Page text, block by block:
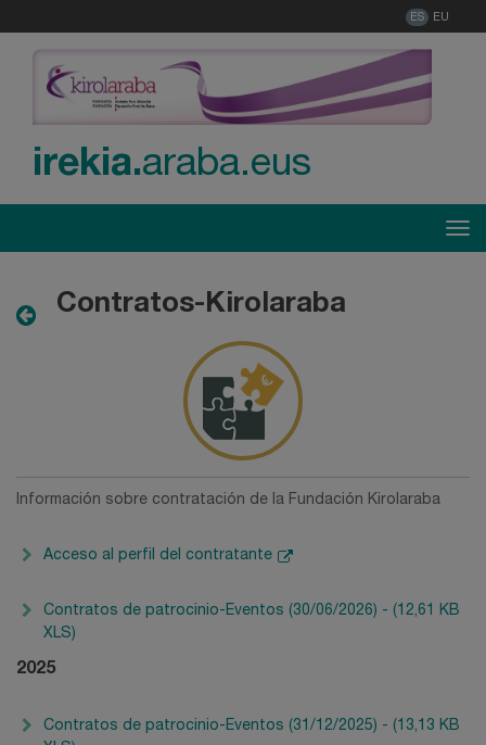
ES EU
irekia.araba.eus
Contratos-Kirolaraba
Información sobre contratación de la Fundación Kirolaraba
Acceso al perfil del contratante
Contratos de patrocinio-Eventos (30/06/2026) - (12,61 KB
XLS)
2025
Contratos de patrocinio-Eventos (31/12/2025) - (13,13 KB